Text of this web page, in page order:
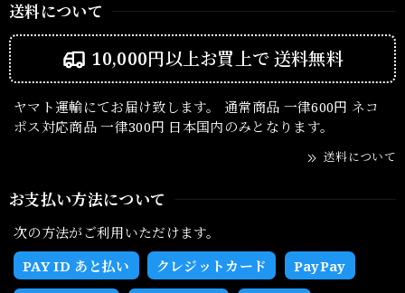
送料について
10,000円以上お買上で送料無料
ヤマト運輸にてお届け致します。 通常商品 一律600円 ネコ
ポス対応商品 一律300円 日本国内のみとなります。
送料について
お支払い方法について
次の方法がご利用いただけます。
PAY ID あと払い
クレジットカード PayPay